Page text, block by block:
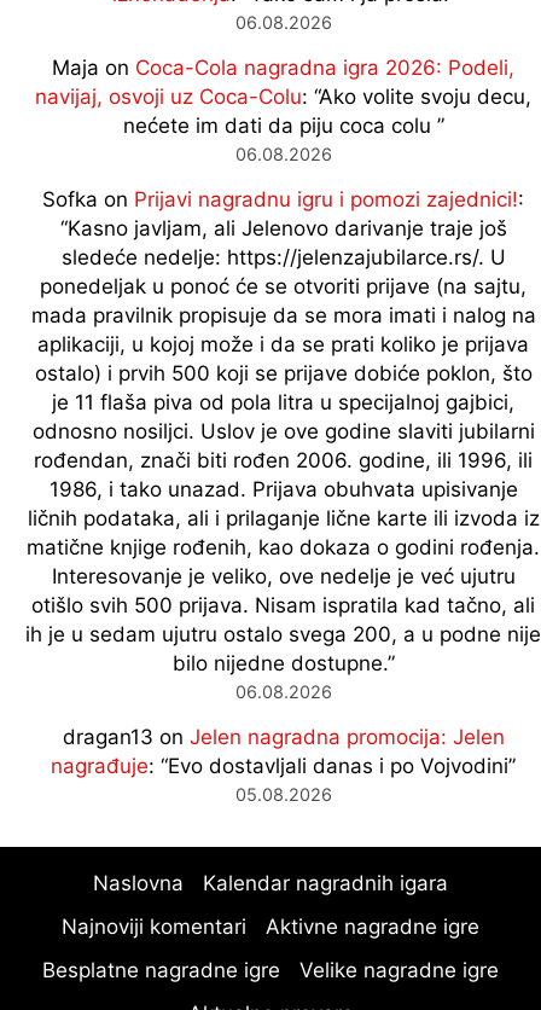
06.08.2026
Maja on Coca-Cola nagradna igra 2026: Podeli,
navijaj, osvoji uz Coca-Colu: “Ako volite svoju decu,
nećete im dati da piju coca colu ”
06.08.2026
Sofka on Prijavi nagradnu igru i pomozi zajednici!:
“Kasno javljam, ali Jelenovo darivanje traje još
sledeće nedelje: https://jelenzajubilarce.rs/. U
ponedeljak u ponoć će se otvoriti prijave (na sajtu,
mada pravilnik propisuje da se mora imati i nalog na
aplikaciji, u kojoj može i da se prati koliko je prijava
ostalo) i prvih 500 koji se prijave dobiće poklon, što
je 11 flaša piva od pola litra u specijalnoj gajbici,
odnosno nosiljci. Uslov je ove godine slaviti jubilarni
rođendan, znači biti rođen 2006. godine, ili 1996, ili
1986, i tako unazad. Prijava obuhvata upisivanje
ličnih podataka, ali i prilaganje lične karte ili izvoda iz
matične knjige rođenih, kao dokaza o godini rođenja.
Interesovanje je veliko, ove nedelje je već ujutru
otišlo svih 500 prijava. Nisam ispratila kad tačno, ali
ih je u sedam ujutru ostalo svega 200, a u podne nije
bilo nijedne dostupne.”
06.08.2026
dragan13 on Jelen nagradna promocija: Jelen
nagrađuje: “Evo dostavljali danas i po Vojvodini”
05.08.2026
Naslovna
Kalendar nagradnih igara
Najnoviji komentari
Aktivne nagradne igre
Besplatne nagradne igre
Velike nagradne igre